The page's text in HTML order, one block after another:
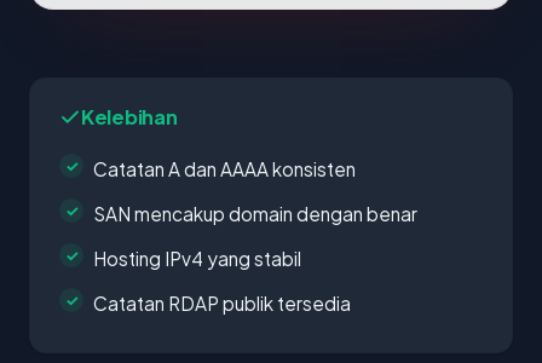
Kelebihan
Catatan A dan AAAA konsisten
SAN mencakup domain dengan benar
Hosting IPv4 yang stabil
Catatan RDAP publik tersedia